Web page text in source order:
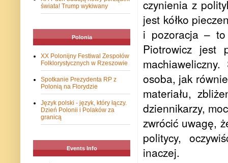
czynienia z
jest kółko
i pozoracja –
Piotrowicz jest
osoba, jak
materiału,
dziennikarzy,
zwrócić uwagę,
politycy,
inaczej.
świata! Trump wykiwany
Polonia
XX Polonijny Festiwal Zespołów
Folklorystycznych w Rzeszowie
Spotkanie Prezydenta RP z
Polonią na Florydzie
Język polski - język, który łączy.
Dzień Polonii i Polaków za
granicą
Events Info